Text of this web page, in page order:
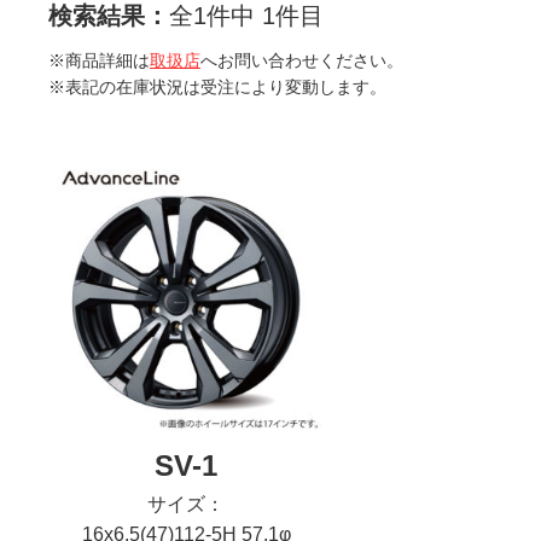
検索結果： 全1件中 1件目
※商品詳細は取扱店へお問い合わせください。
※表記の在庫状況は受注により変動します。
SV-1
サイズ：
16x6.5(47)112-5H 57.1φ